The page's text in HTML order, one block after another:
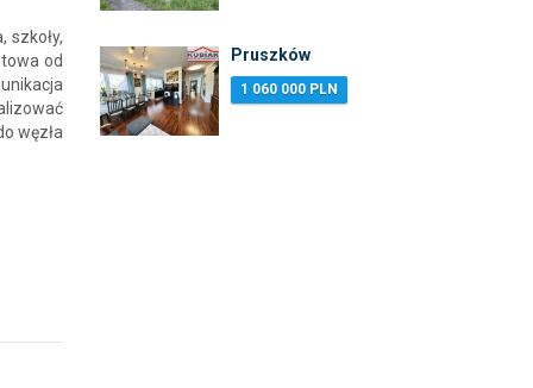
szkoły,
od
węzła
Pruszków
1 060 000 PLN